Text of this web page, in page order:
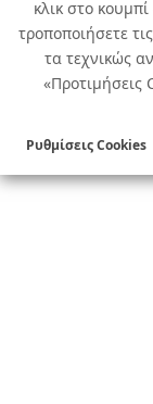
κλικ στο
τροποποιήσετε
τα τεχνικώς
«Προτιμήσεις
Ρυθμίσεις Cookies